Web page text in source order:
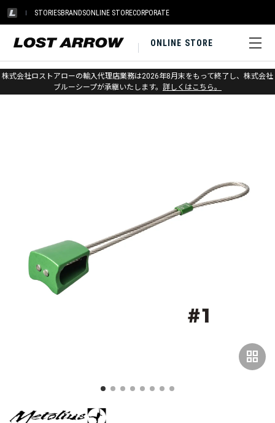
STORIESBRANDSONLINE STORECORPORATE
ONLINE STORE
株式会社ロストアローの輸入代理店業務は2026年8月末をもって終了し、株式会社
ブルーシープが承継いたします。 詳しくはこちら。
ホーム > メトリウス > プロテクション
grid_view